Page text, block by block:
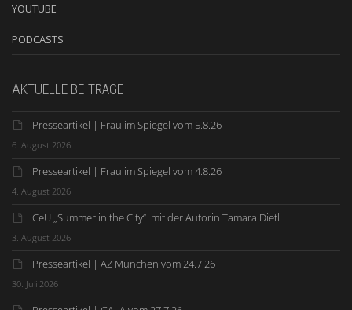
YOUTUBE
PODCASTS
AKTUELLE BEITRÄGE
Presseartikel | Frau im Spiegel vom 5.8.26
6. August 2026
Presseartikel | Frau im Spiegel vom 4.8.26
4. August 2026
CeU „Summer in the City“ mit der Autorin Tamara Dietl
3. August 2026
Presseartikel | AZ München vom 24.7.26
30. Juli 2026